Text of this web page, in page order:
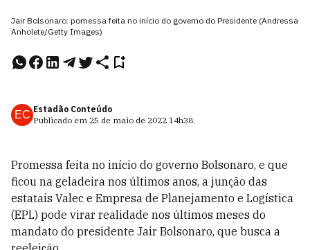
Jair Bolsonaro: pomessa feita no início do governo do Presidente (Andressa
Anholete/Getty Images)
EC Estadão Conteúdo
Publicado em 25 de maio de 2022 14h38.
Promessa feita no início do governo Bolsonaro, e que
ficou na geladeira nos últimos anos, a junção das
estatais Valec e Empresa de Planejamento e Logística
(EPL) pode virar realidade nos últimos meses do
mandato do presidente Jair Bolsonaro, que busca a